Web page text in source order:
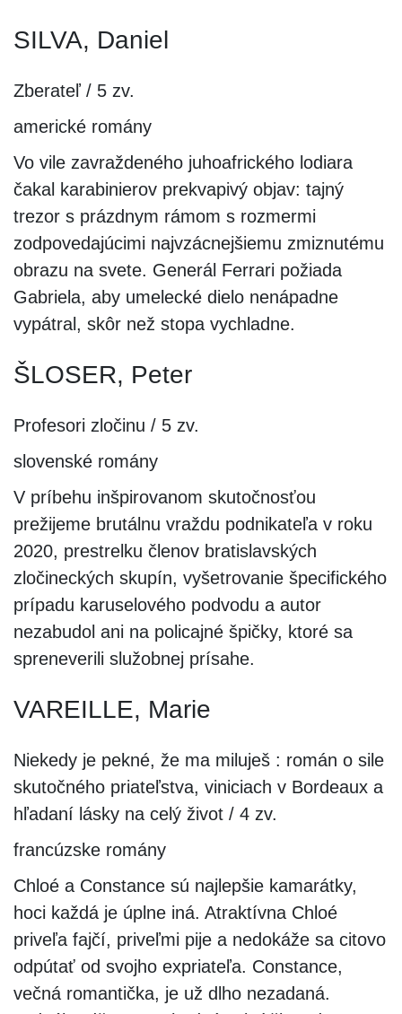
SILVA, Daniel
Zberateľ / 5 zv.
americké romány
Vo vile zavraždeného juhoafrického lodiara
čakal karabinierov prekvapivý objav: tajný
trezor s prázdnym rámom s rozmermi
zodpovedajúcimi najvzácnejšiemu zmiznutému
obrazu na svete. Generál Ferrari požiada
Gabriela, aby umelecké dielo nenápadne
vypátral, skôr než stopa vychladne.
ŠLOSER, Peter
Profesori zločinu / 5 zv.
slovenské romány
V príbehu inšpirovanom skutočnosťou
prežijeme brutálnu vraždu podnikateľa v roku
2020, prestrelku členov bratislavských
zločineckých skupín, vyšetrovanie špecifického
prípadu karuselového podvodu a autor
nezabudol ani na policajné špičky, ktoré sa
spreneverili služobnej prísahe.
VAREILLE, Marie
Niekedy je pekné, že ma miluješ : román o sile
skutočného priateľstva, viniciach v Bordeaux a
hľadaní lásky na celý život / 4 zv.
francúzske romány
Chloé a Constance sú najlepšie kamarátky,
hoci každá je úplne iná. Atraktívna Chloé
priveľa fajčí, priveľmi pije a nedokáže sa citovo
odpútať od svojho expriateľa. Constance,
večná romantička, je už dlho nezadaná.